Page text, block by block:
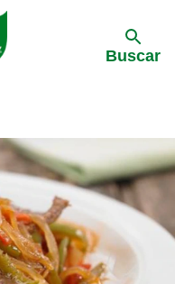
Buscar